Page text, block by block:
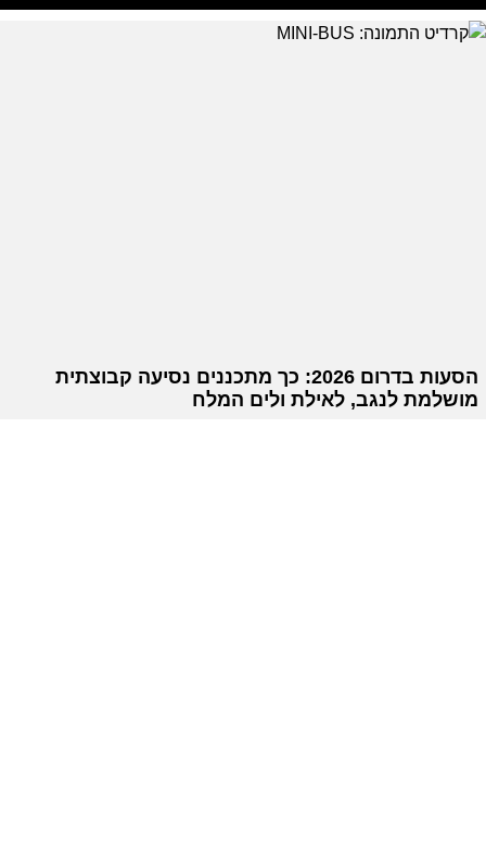
הסעות בדרום 2026: כך מתכננים נסיעה קבוצתית
מושלמת לנגב, לאילת ולים המלח